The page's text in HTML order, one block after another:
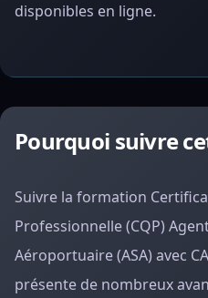
disponibles en ligne.
Pourquoi suivre
Suivre la formation
Professionnelle (CQP)
Aéroportuaire (ASA) avec
présente de nombreux